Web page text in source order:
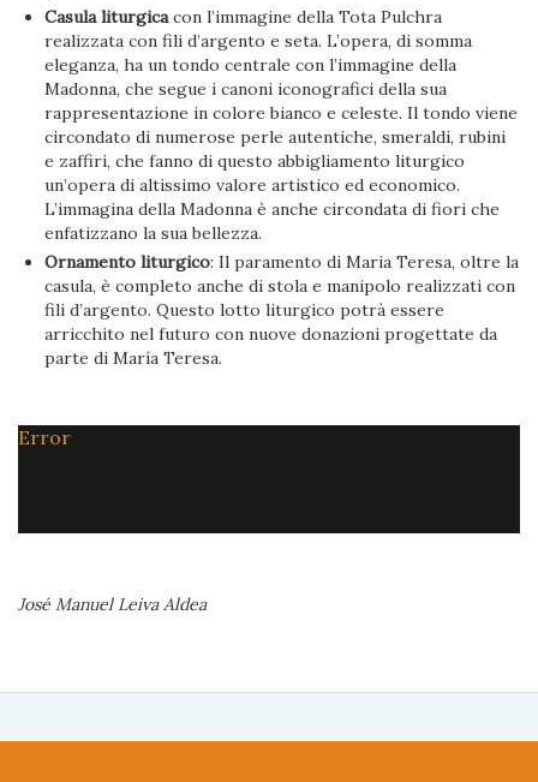
Casula liturgicacon l’immagine della Tota Pulchra
realizzata con fili d’argento e seta. L’opera, di somma
eleganza, ha un tondo centrale con l’immagine della
Madonna, che segue i canoni iconografici della sua
rappresentazione in colore bianco e celeste. Il tondo viene
circondato di numerose perle autentiche, smeraldi, rubini
e zaffiri, che fanno di questo abbigliamento liturgico
un’opera di altissimo valore artistico ed economico.
L’immagina della Madonna è anche circondata di fiori che
enfatizzano la sua bellezza.
Ornamento liturgico: Il paramento di Maria Teresa, oltre la
casula, è completo anche di stola e manipolo realizzati con
fili d’argento. Questo lotto liturgico potrà essere
arricchito nel futuro con nuove donazioni progettate da
parte di María Teresa.
Error
José Manuel Leiva Aldea